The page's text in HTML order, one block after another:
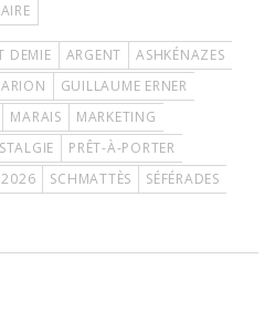
DEMIE ARGENT
ASHKÉNAZES
GUILLAUME ERNER
MARAIS
MARKETING
PRÊT-À-PORTER
2026
SCHMATTÈS
SÉFÉRADES